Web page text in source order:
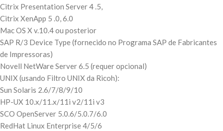
Citrix Presentation Server 4 .5,
Citrix XenApp 5 .0, 6.0
Mac OS X v.10.4 ou posterior
SAP R/3 Device Type (fornecido no Programa SAP de Fabricantes
de Impressoras)
Novell NetWare Server 6.5 (requer opcional)
UNIX (usando Filtro UNIX da Ricoh):
Sun Solaris 2.6/7/8/9/10
HP-UX 10.x/11.x/11i v2/11i v3
SCO OpenServer 5.0.6/5.0.7/6.0
RedHat Linux Enterprise 4/5/6